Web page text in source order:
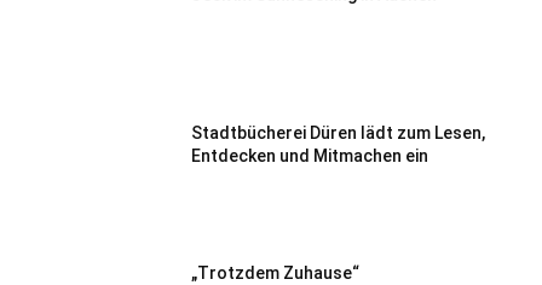
Stadtbücherei Düren lädt zum Lesen,
Entdecken und Mitmachen ein
„Trotzdem Zuhause“